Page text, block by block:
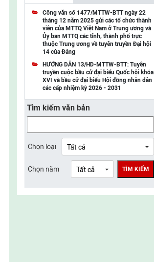
UBMTTQ Việt Nam tỉnh Cao Bằng
UBMTTQ Việt Nam tỉnh Lạng Sơn
UBMTTQ Việt Nam tỉnh Lai Châu
UBMTTQ Việt Nam tỉnh Điện Biên
UBMTTQ Việt Nam tỉnh Sơn La
UBMTTQ Việt Nam tỉnh Thanh Hóa
UBMTTQ Việt Nam tỉnh Nghệ An
UBMTTQ Việt Nam tỉnh Lào Cai
UBMTTQ Việt Nam tỉnh Thái Nguyên
Công văn số 1477/MTTW-BTT ngày 22
tháng 12 năm 2025 gửi các tổ chức thành
viên của MTTQ Việt Nam ở Trung ương và
Ủy ban MTTQ các tỉnh, thành phố trực
thuộc Trung ương về tuyên truyền Đại hội
14 của Đảng
HƯỚNG DẪN 13/HD-MTTW-BTT: Tuyên
truyền cuộc bầu cử đại biểu Quốc hội khóa
XVI và bầu cử đại biểu Hội đồng nhân dân
các cấp nhiệm kỳ 2026 - 2031
Tìm kiếm văn bản
Chọn loại
Chọn năm TÌM KIẾM